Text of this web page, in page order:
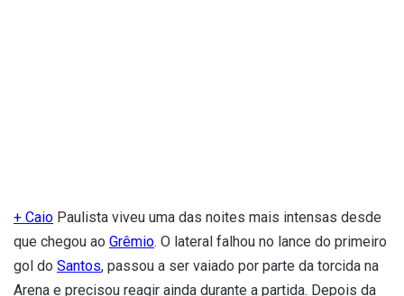
+ Caio Paulista viveu uma das noites mais intensas desde
que chegou ao Grêmio. O lateral falhou no lance do primeiro
gol do Santos, passou a ser vaiado por parte da torcida na
Arena e precisou reagir ainda durante a partida. Depois da